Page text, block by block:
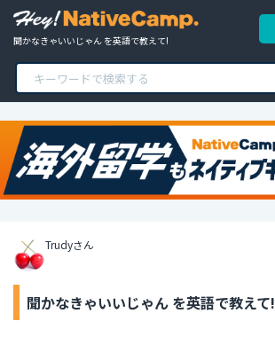
聞かなきゃいいじゃん を英語で教えて!
Trudyさん
聞かなきゃいいじゃん を英語で教えて!